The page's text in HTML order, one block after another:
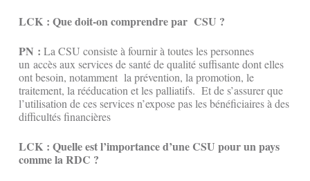
LCK : Que doit-on comprendre par CSU ?
PN : La CSU consiste à fournir à toutes les personnes
un accès aux services de santé de qualité suffisante dont elles
ont besoin, notamment la prévention, la promotion, le
traitement, la rééducation et les palliatifs. Et de s’assurer que
l’utilisation de ces services n’expose pas les bénéficiaires à des
difficultés financières
LCK : Quelle est l’importance d’une CSU pour un pays
comme la RDC ?